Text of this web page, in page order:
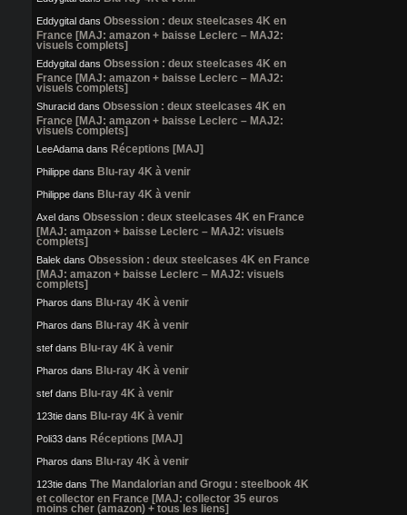
Eddygital dans Obsession : deux steelcases 4K en
France [MAJ: amazon + baisse Leclerc – MAJ2:
visuels complets]
Eddygital dans Obsession : deux steelcases 4K en
France [MAJ: amazon + baisse Leclerc – MAJ2:
visuels complets]
Shuracid dans Obsession : deux steelcases 4K en
France [MAJ: amazon + baisse Leclerc – MAJ2:
visuels complets]
LeeAdama dans Réceptions [MAJ]
Philippe dans Blu-ray 4K à venir
Philippe dans Blu-ray 4K à venir
Axel dans Obsession : deux steelcases 4K en France
[MAJ: amazon + baisse Leclerc – MAJ2: visuels
complets]
Balek dans Obsession : deux steelcases 4K en France
[MAJ: amazon + baisse Leclerc – MAJ2: visuels
complets]
Pharos dans Blu-ray 4K à venir
Pharos dans Blu-ray 4K à venir
stef dans Blu-ray 4K à venir
Pharos dans Blu-ray 4K à venir
stef dans Blu-ray 4K à venir
123tie dans Blu-ray 4K à venir
Poli33 dans Réceptions [MAJ]
Pharos dans Blu-ray 4K à venir
123tie dans The Mandalorian and Grogu : steelbook 4K
et collector en France [MAJ: collector 35 euros
moins cher (amazon) + tous les liens]